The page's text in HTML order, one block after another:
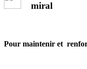
miral
Pour maintenir et